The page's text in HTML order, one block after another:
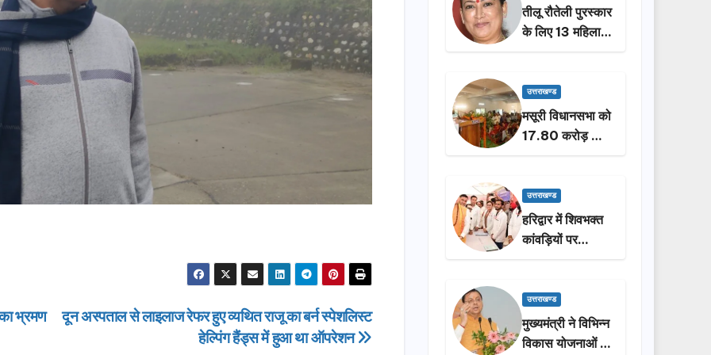
दून अस्पताल से लाइलाज रेफर हुए व्यथित राजू का बर्न स्पेशलिस्ट
हेल्पिंग हैंड्स में हुआ था ऑपरेशन
भ्रमण
तीलू रौतेली पुरस्कार
के लिए 13 महिलाओं
का चयन, 35
कार्यकर्तियां भी होंगी
सम्मानित…
उत्तराखण्ड
मसूरी विधानसभा को
17.80 करोड़ की
विकास योजनाओं की
ने किया लोकार्पण-
शिलान्यास.
उत्तराखण्ड
हरिद्वार में शिवभक्त
कांवड़ियों पर
पुष्पवर्षा, मुख्यमंत्री
प्रक्षालन…
उत्तराखण्ड
मुख्यमंत्री ने विभिन्न
विकास योजनाओं के